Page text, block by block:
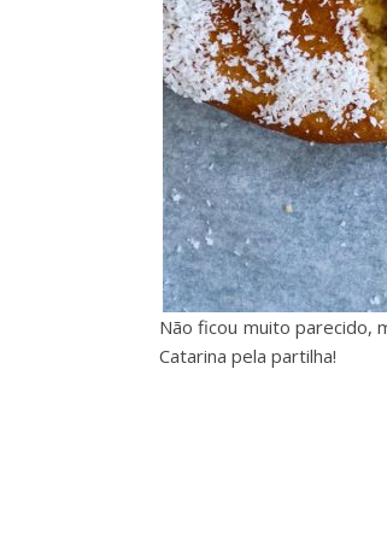
Não ficou muito parecido,
Catarina pela partilha!